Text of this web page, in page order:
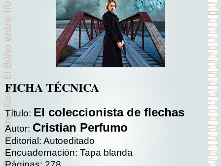
FICHA TÉCNICA
Título: El coleccionista de flechas
Autor: Cristian Perfumo
Editorial: Autoeditado
Encuadernación: Tapa blanda